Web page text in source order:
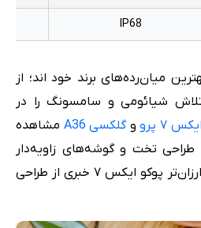
IP68
میان‌رده‌های برند خود اند؛ از
شیائومی و سامسونگ را در
۷ پرو وگلکسی A36
مشاهده
۷ پرو با طراحی تخت و گوشه‌های زاویه‌دار
عرضه شده و برخلاف مدل ارزان‌تر پوکو ایکس ۷ خبری از طراحی